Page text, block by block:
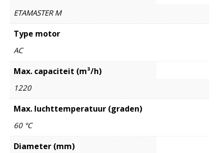
ETAMASTER M
Type motor
AC
Max. capaciteit (m³/h)
1220
Max. luchttemperatuur (graden)
60 °C
Diameter (mm)